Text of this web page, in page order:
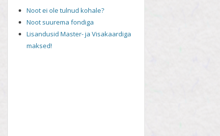
Noot ei ole tulnud kohale?
Noot suurema fondiga
Lisandusid Master- ja Visakaardiga
maksed!